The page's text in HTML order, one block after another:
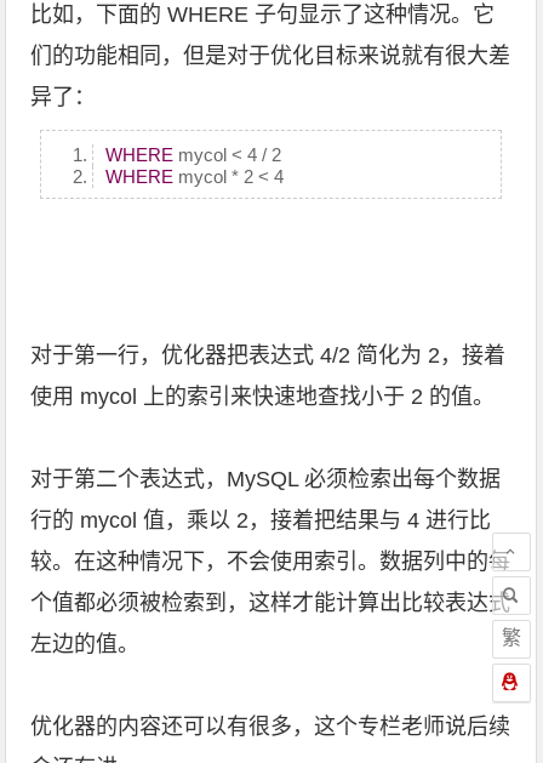
比如，下面的 WHERE 子句显示了这种情况。它
们的功能相同，但是对于优化目标来说就有很大差
异了：
WHERE mycol < 4 / 2
WHERE mycol * 2 < 4
对于第一行，优化器把表达式 4/2 简化为 2，接着
使用 mycol 上的索引来快速地查找小于 2 的值。
对于第二个表达式，MySQL 必须检索出每个数据
行的 mycol 值，乘以 2，接着把结果与 4 进行比
较。在这种情况下，不会使用索引。数据列中的每
个值都必须被检索到，这样才能计算出比较表达式
左边的值。
优化器的内容还可以有很多，这个专栏老师说后续
繁